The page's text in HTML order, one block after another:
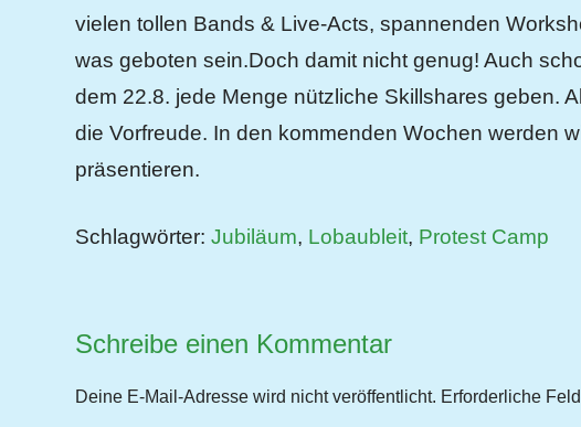
vielen tollen Bands & Live-Acts, spannenden
was geboten sein.Doch damit nicht genug! Auch
dem 22.8. jede Menge nützliche Skillshares geben.
die Vorfreude. In den kommenden Wochen werden
präsentieren.
Schlagwörter: Jubiläum, Lobaubleit, Protest Camp
Schreibe einen Kommentar
Deine E-Mail-Adresse wird nicht veröffentlicht. Erforderliche